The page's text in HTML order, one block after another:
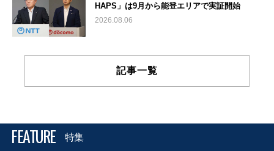
HAPS」は9月から能登エリアで実証開始
2026.08.06
記事一覧
FEATURE 特集